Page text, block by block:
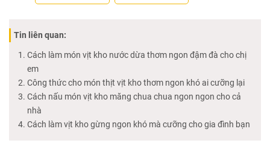
Tin liên quan:
Cách làm món vịt kho nước dừa thơm ngon đậm đà cho chị
em
Công thức cho món thịt vịt kho thơm ngon khó ai cưỡng lại
Cách nấu món vịt kho măng chua chua ngon ngon cho cả
nhà
Cách làm vịt kho gừng ngon khó mà cưỡng cho gia đình bạn